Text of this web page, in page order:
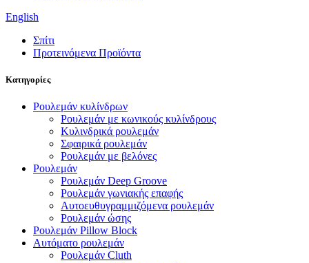
English
Σπίτι
Προτεινόμενα Προϊόντα
Κατηγορίες
Ρουλεμάν κυλίνδρων
Ρουλεμάν με κωνικούς κυλίνδρους
Κυλινδρικά ρουλεμάν
Σφαιρικά ρουλεμάν
Ρουλεμάν με βελόνες
Ρουλεμάν
Ρουλεμάν Deep Groove
Ρουλεμάν γωνιακής επαφής
Αυτοευθυγραμμιζόμενα ρουλεμάν
Ρουλεμάν ώσης
Ρουλεμάν Pillow Block
Αυτόματο ρουλεμάν
Ρουλεμάν Cluth